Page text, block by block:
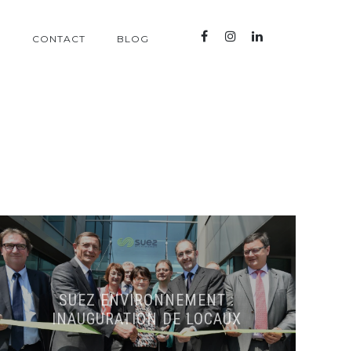
CONTACT BLOG
SUEZ ENVIRONNEMENT :
INAUGURATION DE LOCAUX